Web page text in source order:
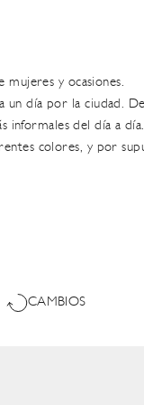
y ocasiones.
día por la ciudad.
informales del día a día.
colores, y por
CAMBIOS